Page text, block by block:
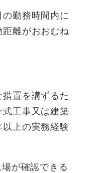
勤務時間内に
離がおおむね
置を講ずるた
工事又は建築
上の実務経験
が確認できる